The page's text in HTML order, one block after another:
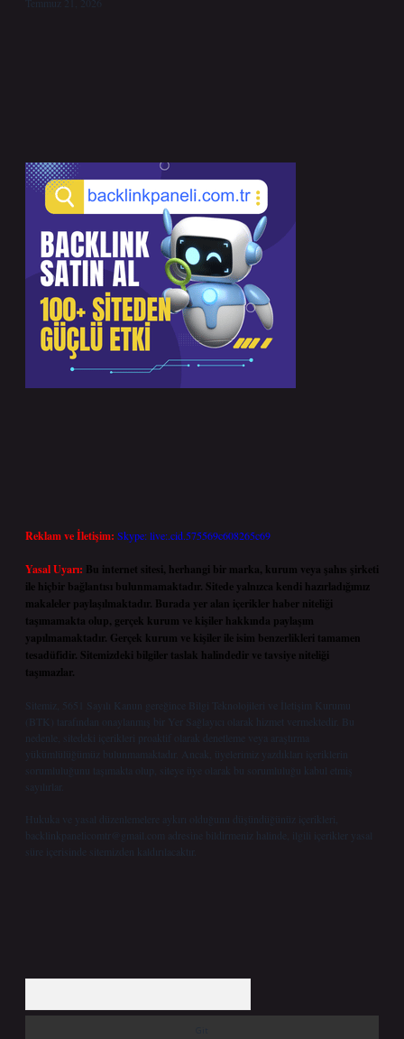
Reklam ve İletişim: Skype: live:.cid.575569c608265c69
Yasal Uyarı: Bu internet sitesi, herhangi bir marka, kurum veya şahıs şirketi
ile hiçbir bağlantısı bulunmamaktadır. Sitede yalnızca kendi hazırladığımız
makaleler paylaşılmaktadır. Burada yer alan içerikler haber niteliği
taşımamakta olup, gerçek kurum ve kişiler hakkında paylaşım
yapılmamaktadır. Gerçek kurum ve kişiler ile isim benzerlikleri tamamen
tesadüfidir. Sitemizdeki bilgiler taslak halindedir ve tavsiye niteliği
taşımazlar.
Sitemiz, 5651 Sayılı Kanun gereğince Bilgi Teknolojileri ve İletişim Kurumu
(BTK) tarafından onaylanmış bir Yer Sağlayıcı olarak hizmet vermektedir. Bu
nedenle, sitedeki içerikleri proaktif olarak denetleme veya araştırma
yükümlülüğümüz bulunmamaktadır. Ancak, üyelerimiz yazdıkları içeriklerin
sorumluluğunu taşımakta olup, siteye üye olarak bu sorumluluğu kabul etmiş
sayılırlar.
Hukuka ve yasal düzenlemelere aykırı olduğunu düşündüğünüz içerikleri,
backlinkpanelicomtr@gmail.com
adresine bildirmeniz halinde, ilgili içerikler yasal
süre içerisinde sitemizden kaldırılacaktır.